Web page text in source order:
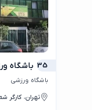
35 باشگاه
باشگاه ورزشی
تهران، کارگر